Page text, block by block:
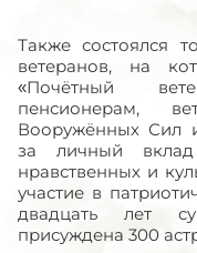
Также состоялся
ветеранов, на
«Почётный
пенсионерам,
Вооружённых Сил
за личный
нравственных и
участие в
двадцать лет
присуждена 300